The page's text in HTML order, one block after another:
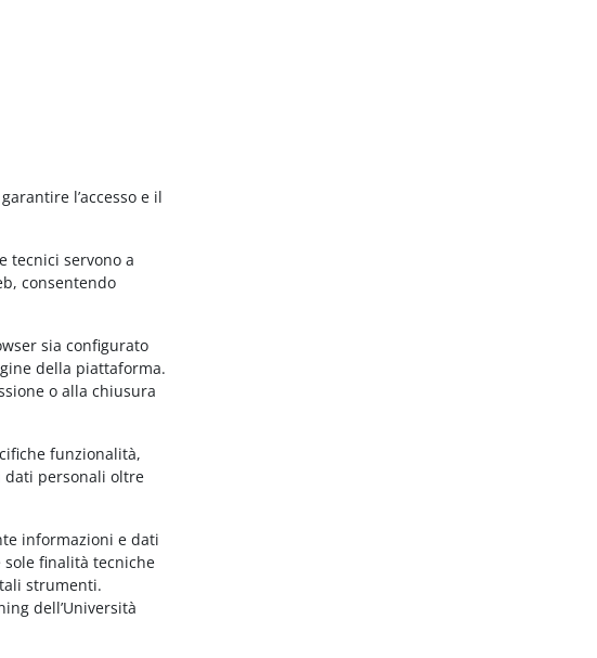
l’accesso e il
tecnici servono a
consentendo
sia configurato
della piattaforma.
o alla chiusura
funzionalità,
dati personali oltre
informazioni e dati
finalità tecniche
strumenti.
dell’Università